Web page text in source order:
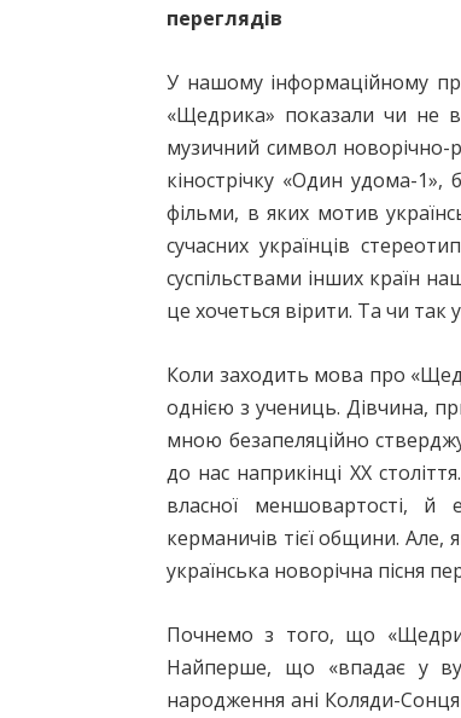
переглядів
У нашому інформаційному
«Щедрика» показали чи не
музичний символ новорічно-
кінострічку «Один удома-
фільми, в яких мотив
сучасних українців
суспільствами інших країн
це хочеться вірити. Та чи так
Коли заходить мова про
однією з учениць. Дівчина,
мною безапеляційно
до нас наприкінці ХХ
власної меншовартості, й
керманичів тієї общини.
українська новорічна пісня
Почнемо з того, що
Найперше, що «впадає у
народження ані Коляди-Сонця